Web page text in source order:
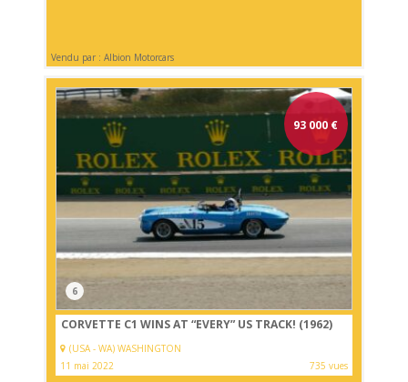
Vendu par : Albion Motorcars
93 000 €
6
CORVETTE C1 WINS AT “EVERY” US TRACK! (1962)
(USA - WA) WASHINGTON
11 mai 2022
735 vues